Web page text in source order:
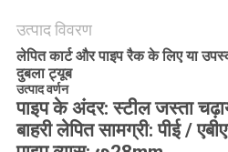
PRIVACY
POLICY
उत्पाद विवरण
लेपित कार्ट और पाइप रैक के लिए या
दुबला ट्यूब
उत्पाद वर्णन
पाइप के अंदर: स्टील जस्ता
बाहरी लेपित सामग्री: पीई /